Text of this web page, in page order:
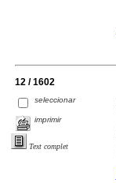
12 / 1602
seleccionar
imprimir
Text complet